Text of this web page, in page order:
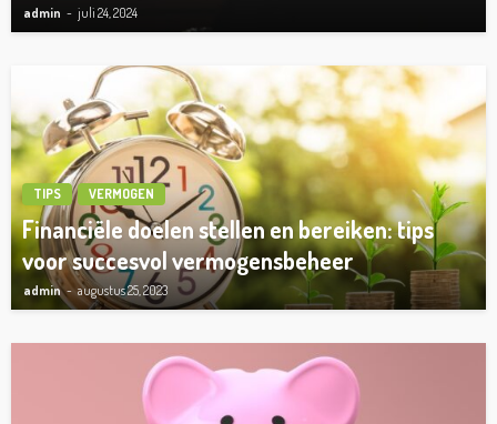
admin juli 24, 2024
TIPS VERMOGEN
Financiële doelen stellen en bereiken: tips
voor succesvol vermogensbeheer
admin augustus 25, 2023